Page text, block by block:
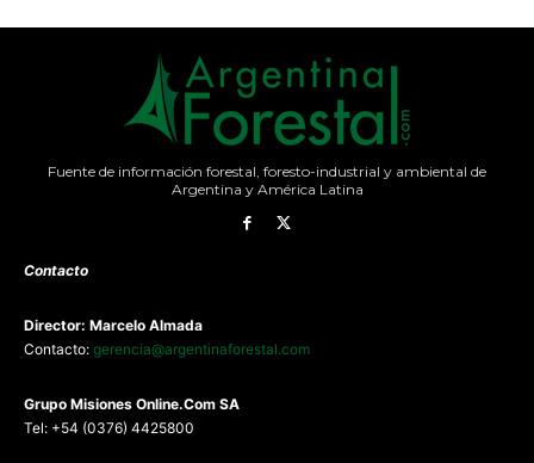
Fuente de información forestal, foresto-industrial y ambiental de
Argentina y América Latina
Contacto
Director: Marcelo Almada
Contacto: gerencia@argentinaforestal.com
Grupo Misiones Online.Com SA
Tel: +54 (0376) 4425800